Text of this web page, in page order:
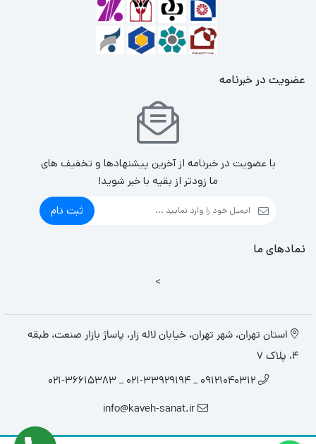
عضویت در خبرنامه
با عضویت در خبرنامه از آخرین پیشنهادها و تخفیف های
ما زودتر از بقیه با خبر شوید!
ثبت نام
نمادهای ما
>
استان تهران، شهر تهران، خیابان لاله زار، پاساژ بازار صنعت، طبقه
4، پلاک 7
09121040312 _ 021-33929194 _ 021-36615383
info@kaveh-sanat.ir